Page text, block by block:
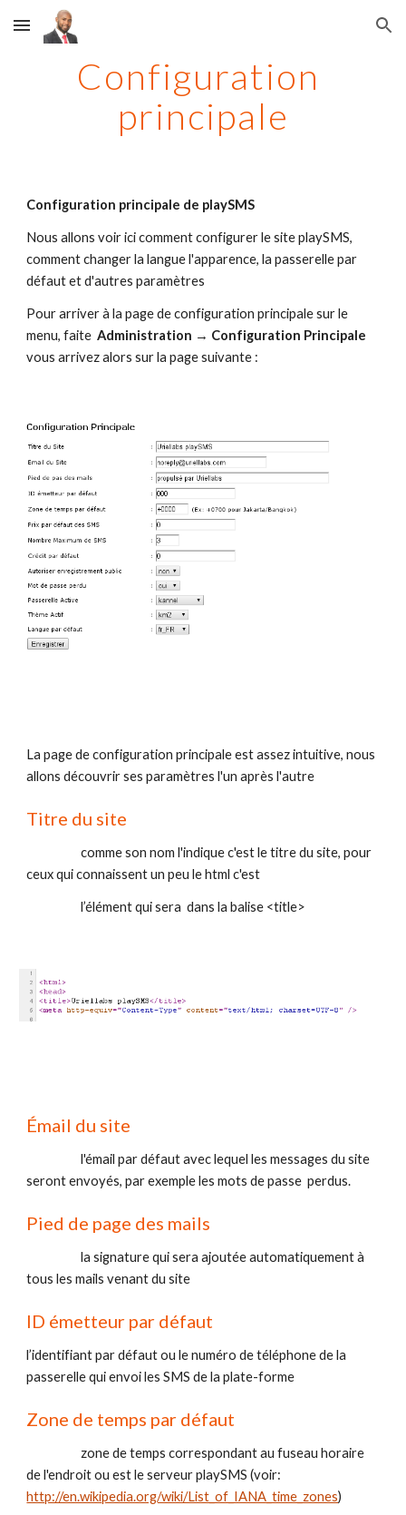
Skip to main content Skip to navigation
Configuration
principale
Configuration principale de playSMS
Nous allons voir ici comment configurer le site playSMS,
comment changer la langue l'apparence, la passerelle par
défaut et d'autres paramètres
Pour arriver à la page de configuration principale sur le
menu, faite Administration → Configuration Principale
vous arrivez alors sur la page suivante :
La page de configuration principale est assez intuitive, nous
allons découvrir ses paramètres l'un après l'autre
Titre du site
                    comme son nom l'indique c'est le titre du site, pour
ceux qui connaissent un peu le html c'est
                    l’élément qui sera  dans la balise <title>
Émail du site
                    l'émail par défaut avec lequel les messages du site
seront envoyés, par exemple les mots de passe  perdus.
Pied de page des mails
                    la signature qui sera ajoutée automatiquement à
tous les mails venant du site
ID émetteur par défaut
l’identifiant par défaut ou le numéro de téléphone de la
passerelle qui envoi les SMS de la plate-forme
Zone de temps par défaut
http://en.wikipedia.org/wiki/List_of_IANA_time_zones)